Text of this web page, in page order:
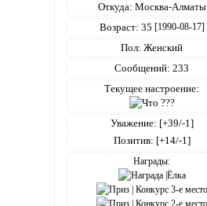
Откуда: Москва-Алматы
Возраст: 35 [1990-08-17]
Пол: Женский
Сообщений: 233
Текущее настроение:
Уважение: [+39/-1]
Позитив: [+14/-1]
Награды: